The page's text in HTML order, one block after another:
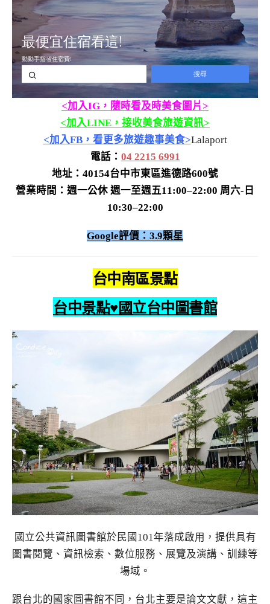
<加入IG，隨時看及時美食圖片>
<加入LINE，接收美食旅遊資訊>
<加入FB，看更多旅遊趣事美食>Lalaport
電話： 04 2215 6991
地址：40154台中市東區進德路600號
營業時間：週一公休 週一至週五11:00–22:00 周六-日
10:30–22:00
Google評價：3.9顆星
台中南區景點
台中景點♥國立台中圖書館
國立公共資訊圖書館於民國101年落成啟用，提供具有
圖書閱覽、資訊檢索、數位服務、展覽及演講、訓練等
場域。
跟台北的國家圖書館不同，台北主要是論文文獻，這主